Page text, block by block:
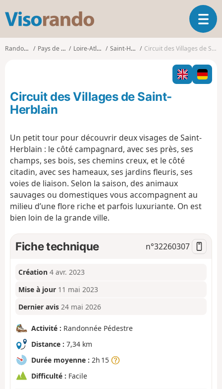
s
o
o
O
u
i
r
l
Randonnées Pays de la Loire Loire-Atlantique Saint-Herblain Circuit des Villages de Saint-Herblain
Circuit des Villages de Saint-
Herblain
Un petit tour pour découvrir deux visages de Saint-
Herblain : le côté campagnard, avec ses près, ses
champs, ses bois, ses chemins creux, et le côté
citadin, avec ses hameaux, ses jardins fleuris, ses
voies de liaison. Selon la saison, des animaux
sauvages ou domestiques vous accompagnent au
milieu d’une flore riche et parfois luxuriante. On est
bien loin de la grande ville.
Fiche technique n°32260307
Création 4 avr. 2023
Mise à jour 11 mai 2023
Dernier avis 24 mai 2026
Activité : Randonnée Pédestre
Distance : 7,34 km
Durée moyenne : 2h 15
Difficulté : Facile